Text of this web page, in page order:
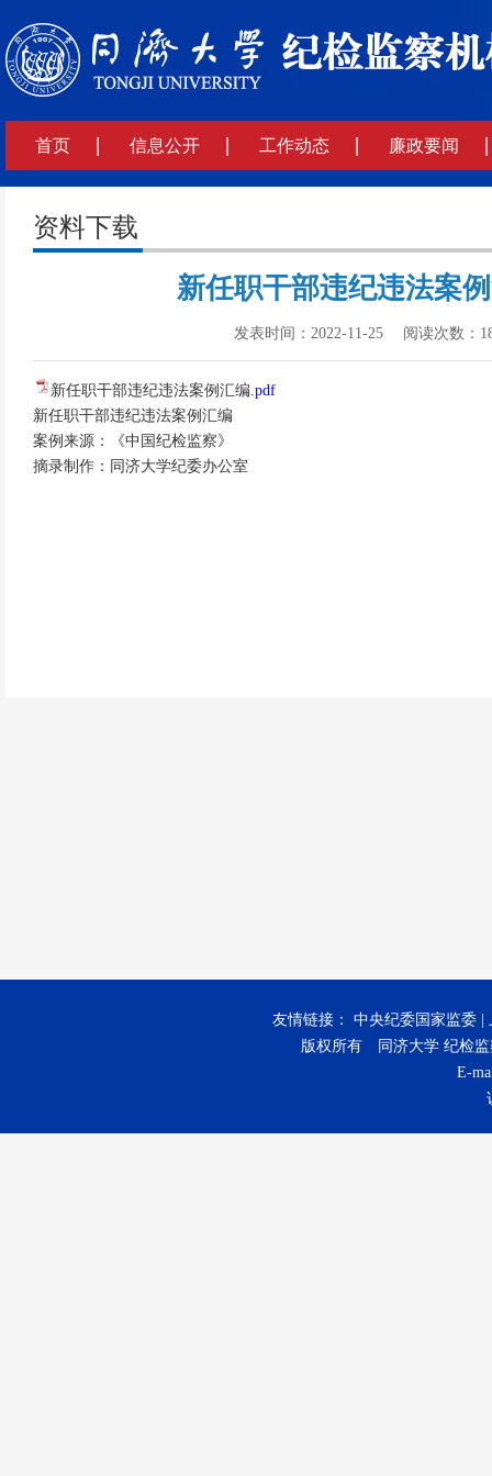
首页 信息公开 工作动态 廉政要闻
资料下载
新任职干部违纪违法案
发表时间：2022-11-25 阅读次数：
新任职干部违纪违法案例汇编.pdf
新任职干部违纪违法案例汇编
案例来源：《中国纪检监察》
摘录制作：同济大学纪委办公室
友情链接： 中央纪委国家监委|
版权所有 同济大学 纪检监
E-